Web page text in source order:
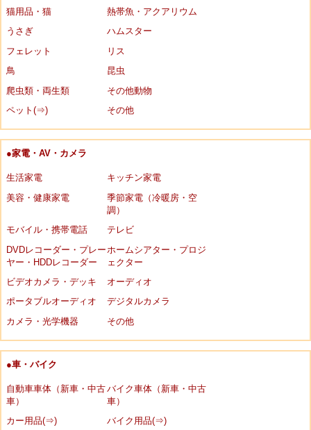
猫用品・猫
熱帯魚・アクアリウム
うさぎ
ハムスター
フェレット
リス
鳥
昆虫
爬虫類・両生類
その他動物
ペット(⇒)
その他
●家電・AV・カメラ
生活家電
キッチン家電
美容・健康家電
季節家電（冷暖房・空
調）
モバイル・携帯電話
テレビ
DVDレコーダー・プレー
ヤー・HDDレコーダー
ホームシアター・プロジ
ェクター
ビデオカメラ・デッキ
オーディオ
ポータブルオーディオ
デジタルカメラ
カメラ・光学機器
その他
●車・バイク
自動車車体（新車・中古
車）
バイク車体（新車・中古
車）
カー用品(⇒)
バイク用品(⇒)